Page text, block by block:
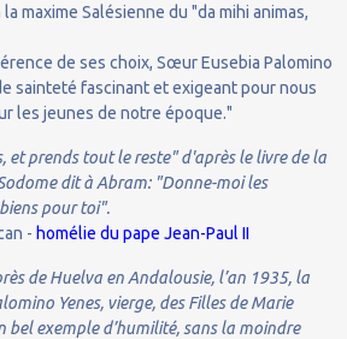
maxime Salésienne du "da mihi animas,
de ses choix, Sœur Eusebia Palomino
sainteté fascinant et exigeant pour nous
les jeunes de notre époque."
et prends tout le reste" d'après le livre de la
dit à Abram: "Donne-moi les
pour toi".
- homélie du pape Jean-Paul II
de Huelva en Andalousie, l’an 1935, la
Yenes, vierge, des Filles de Marie
bel exemple d’humilité, sans la moindre